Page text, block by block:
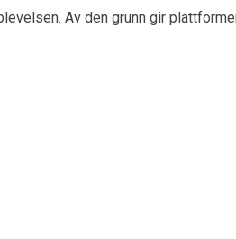
Av den grunn gir